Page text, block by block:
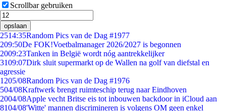
Scrollbar gebruiken
opslaan
2514:35Random Pics van de Dag #1977
209:50De FOK!Voetbalmanager 2026/2027 is begonnen
2009:23Tanken in België wordt nóg aantrekkelijker
3109:07Dirk sluit supermarkt op de Wallen na golf van diefstal en
agressie
1205/08Random Pics van de Dag #1976
504/08Kraftwerk brengt ruimteschip terug naar Eindhoven
2004/08Apple vecht Britse eis tot inbouwen backdoor in iCloud aan
8104/08'Witte' mannen discrimineren is volgens OM geen enkel